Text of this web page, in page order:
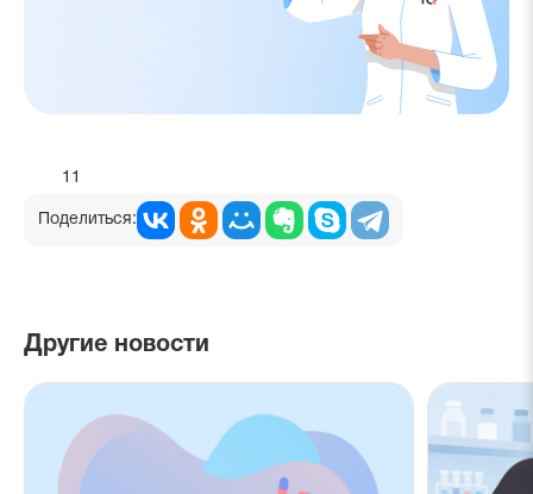
11
Поделиться:
Другие новости